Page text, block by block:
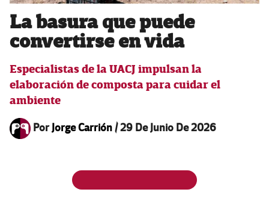
La basura que puede
convertirse en vida
Especialistas de la UACJ impulsan la
elaboración de composta para cuidar el
ambiente
PorJorge Carrión/29 De Junio De 2026